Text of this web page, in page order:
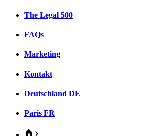
The Legal 500
FAQs
Marketing
Kontakt
Deutschland DE
Paris FR